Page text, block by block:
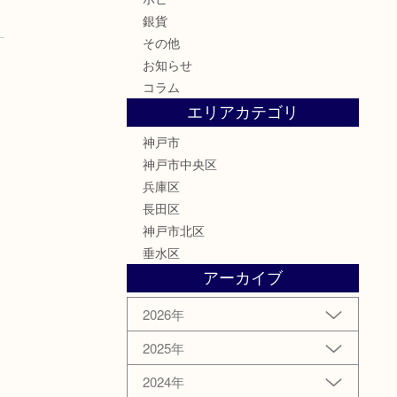
銀貨
その他
お知らせ
コラム
エリアカテゴリ
神戸市
神戸市中央区
兵庫区
長田区
神戸市北区
垂水区
アーカイブ
2026年
2025年
2024年